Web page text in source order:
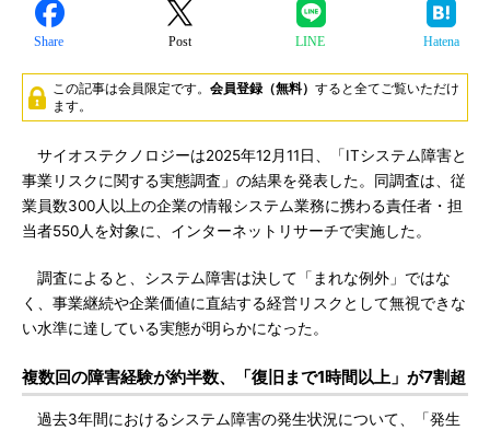
Share Post LINE Hatena
この記事は会員限定です。 会員登録（無料） すると全てご覧いただけ
ます。
サイオステクノロジーは2025年12月11日、「ITシステム障害と
事業リスクに関する実態調査」の結果を発表した。同調査は、従
業員数300人以上の企業の情報システム業務に携わる責任者・担
当者550人を対象に、インターネットリサーチで実施した。
調査によると、システム障害は決して「まれな例外」ではな
く、事業継続や企業価値に直結する経営リスクとして無視できな
い水準に達している実態が明らかになった。
複数回の障害経験が約半数、「復旧まで1時間以上」が7割超
過去3年間におけるシステム障害の発生状況について、「発生